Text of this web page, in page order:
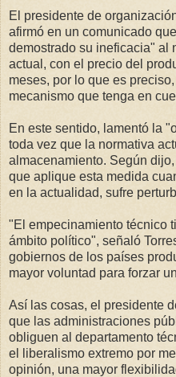
El presidente de
afirmó en un comunicado
demostrado su ineficacia" al
actual, con el precio del
meses, por lo que es
mecanismo que tenga en
En este sentido, lamentó la
toda vez que la normativa
almacenamiento. Según
que aplique esta medida
en la actualidad, sufre
"El empecinamiento técnico
ámbito político", señaló
gobiernos de los países
mayor voluntad para forzar
Así las cosas, el presidente
que las administraciones
obliguen al departamento
el liberalismo extremo por
opinión, una mayor